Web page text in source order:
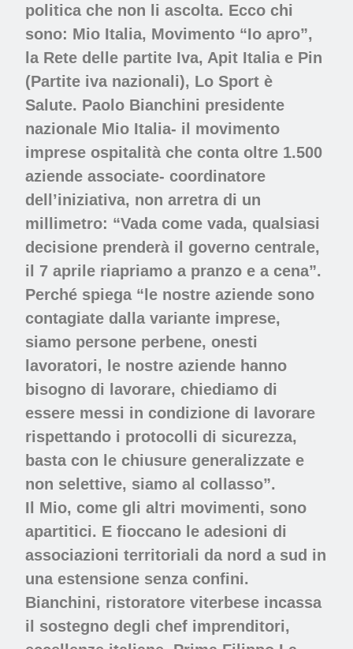
politica che non li ascolta. Ecco chi
sono: Mio Italia, Movimento “Io apro”,
la Rete delle partite Iva, Apit Italia e Pin
(Partite iva nazionali), Lo Sport è
Salute. Paolo Bianchini presidente
nazionale Mio Italia- il movimento
imprese ospitalità che conta oltre 1.500
aziende associate- coordinatore
dell’iniziativa, non arretra di un
millimetro: “Vada come vada, qualsiasi
decisione prenderà il governo centrale,
il 7 aprile riapriamo a pranzo e a cena”.
Perché spiega “le nostre aziende sono
contagiate dalla variante imprese,
siamo persone perbene, onesti
lavoratori, le nostre aziende hanno
bisogno di lavorare, chiediamo di
essere messi in condizione di lavorare
rispettando i protocolli di sicurezza,
basta con le chiusure generalizzate e
non selettive, siamo al collasso”.
Il Mio, come gli altri movimenti, sono
apartitici. E fioccano le adesioni di
associazioni territoriali da nord a sud in
una estensione senza confini.
Bianchini, ristoratore viterbese incassa
il sostegno degli chef imprenditori,